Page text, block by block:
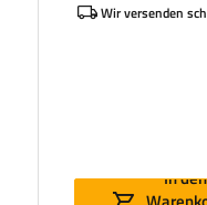
Wir versenden
In den